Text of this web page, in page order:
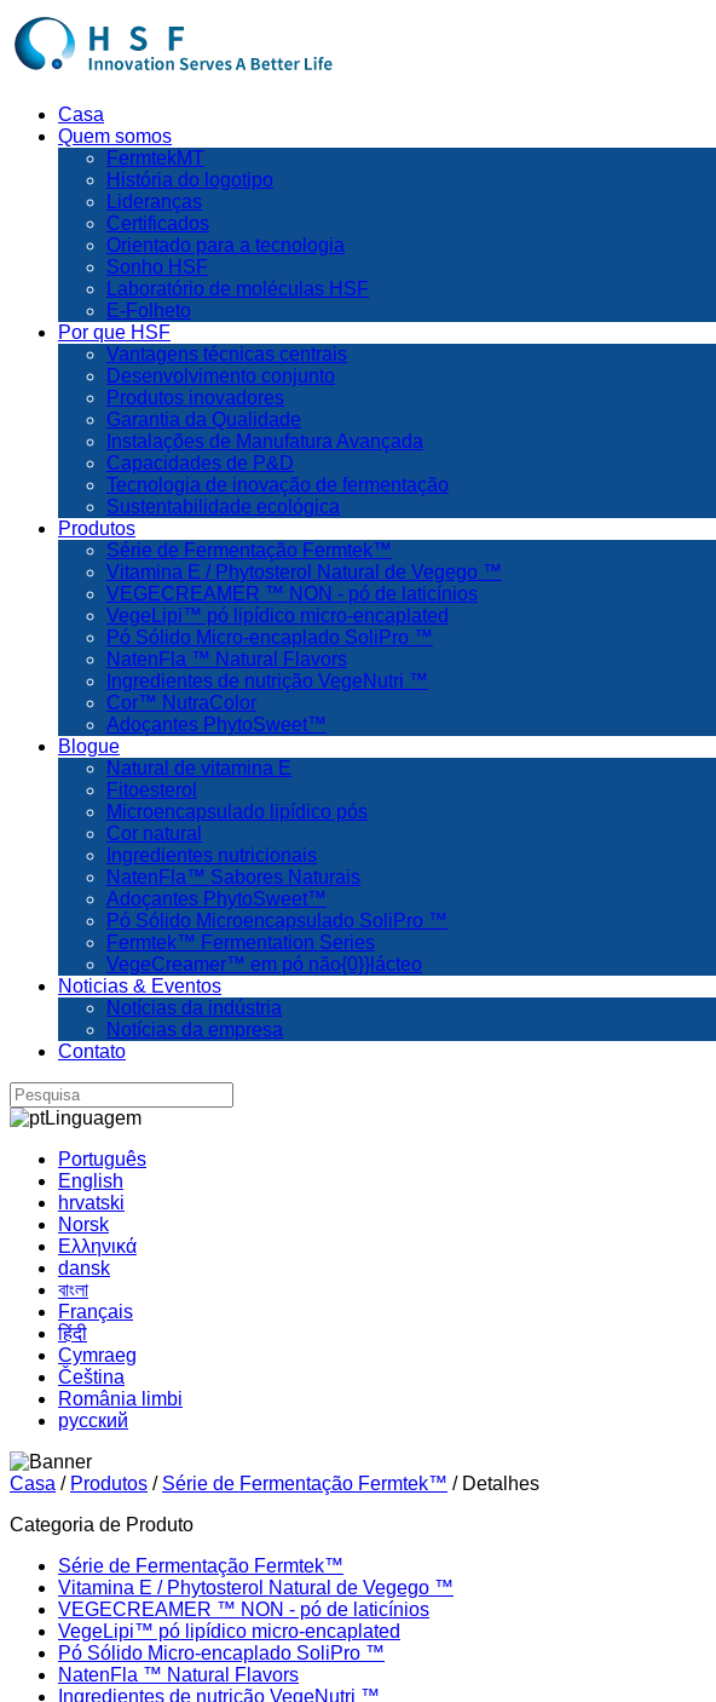
Casa
Quem somos
FermtekMT
História do logotipo
Lideranças
Certificados
Orientado para a tecnologia
Sonho HSF
Laboratório de moléculas HSF
E-Folheto
Por que HSF
Vantagens técnicas centrais
Desenvolvimento conjunto
Produtos inovadores
Garantia da Qualidade
Instalações de Manufatura Avançada
Capacidades de P&D
Tecnologia de inovação de fermentação
Sustentabilidade ecológica
Produtos
Série de Fermentação Fermtek™
Vitamina E / Phytosterol Natural de Vegego ™
VEGECREAMER ™ NON - pó de laticínios
VegeLipi™ pó lipídico micro-encaplated
Pó Sólido Micro-encaplado SoliPro ™
NatenFla ™ Natural Flavors
Ingredientes de nutrição VegeNutri ™
Cor™ NutraColor
Adoçantes PhytoSweet™
Blogue
Natural de vitamina E
Fitoesterol
Microencapsulado lipídico pós
Cor natural
Ingredientes nutricionais
NatenFla™ Sabores Naturais
Adoçantes PhytoSweet™
Pó Sólido Microencapsulado SoliPro ™
Fermtek™ Fermentation Series
VegeCreamer™ em pó não{0}}lácteo
Noticias & Eventos
Notícias da indústria
Notícias da empresa
Contato
Linguagem
Português
English
hrvatski
Norsk
Ελληνικά
dansk
বাংলা
Français
हिंदी
Cymraeg
Čeština
România limbi
русский
Casa / Produtos / Série de Fermentação Fermtek™ / Detalhes
Categoria de Produto
Série de Fermentação Fermtek™
Vitamina E / Phytosterol Natural de Vegego ™
VEGECREAMER ™ NON - pó de laticínios
VegeLipi™ pó lipídico micro-encaplated
Pó Sólido Micro-encaplado SoliPro ™
NatenFla ™ Natural Flavors
Ingredientes de nutrição VegeNutri ™